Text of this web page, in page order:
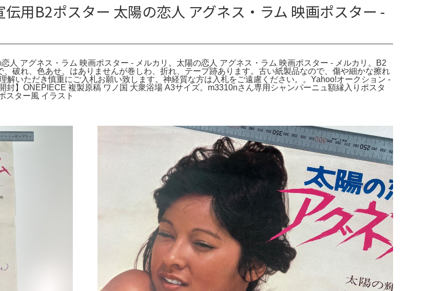
B2ポスター 太陽の恋人 アグネス・ラム 映画ポスター -
人 アグネス・ラム 映画ポスター - メルカリ。太陽の恋人 アグネス・ラム 映画ポスター - メルカリ。B2
破れ、色あせ、はありませんが巻しわ、折れ、テープ跡あります。古い紙製品なので、傷や細かな擦れ
解いただき慎重にご入札お願い致します。神経質な方は入札をご遠慮ください。。Yahoo!オークション -
】ONEPIECE 複製原稿 ワノ国 大衆浴場 A3サイズ。m3310nさん専用シャンパーニュ額縁入りポスタ
スター風 イラスト